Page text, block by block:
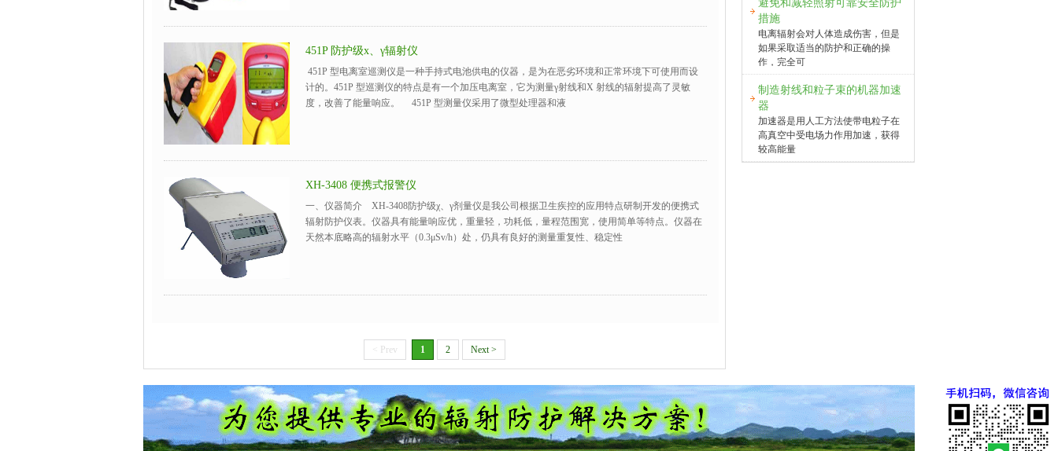
避免和减轻照射可靠安全防护
措施
电离辐射会对人体造成伤害，但是
如果采取适当的防护和正确的操
作，完全可
制造射线和粒子束的机器加速
器
加速器是用人工方法使带电粒子在
高真空中受电场力作用加速，获得
较高能量
451P 防护级x、γ辐射仪
451P 型电离室巡测仪是一种手持式电池供电的仪器，是为在恶劣环境和正常环境下可使用而设
计的。451P 型巡测仪的特点是有一个加压电离室，它为测量γ射线和X 射线的辐射提高了灵敏
度，改善了能量响应。 451P 型测量仪采用了微型处理器和液
XH-3408 便携式报警仪
一、仪器简介 XH-3408防护级χ、γ剂量仪是我公司根据卫生疾控的应用特点研制开发的便携式
辐射防护仪表。仪器具有能量响应优，重量轻，功耗低，量程范围宽，使用简单等特点。仪器在
天然本底略高的辐射水平（0.3μSv/h）处，仍具有良好的测量重复性、稳定性
< Prev 1 2 Next >